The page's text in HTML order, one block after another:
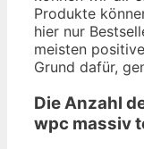
Produkte
hier nur
meisten
Grund dafür,
Die Anzahl
wpc massiv